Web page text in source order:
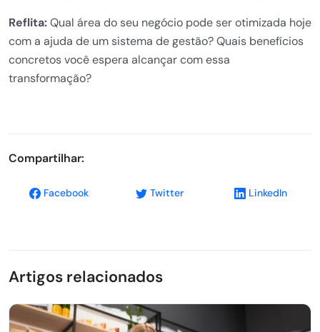
Reflita:Qual área do seu negócio pode ser otimizada hoje
com a ajuda de um sistema de gestão? Quais benefícios
concretos você espera alcançar com essa
transformação?
Compartilhar:
Facebook Twitter LinkedIn
Artigos relacionados